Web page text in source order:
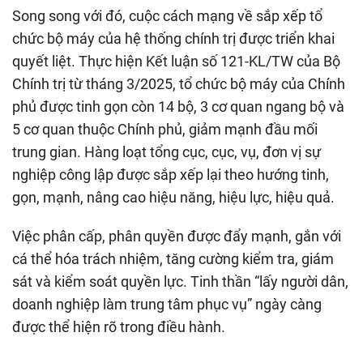
Song song với đó, cuộc cách mạng về sắp xếp tổ
chức bộ máy của hệ thống chính trị được triển khai
quyết liệt. Thực hiện Kết luận số 121-KL/TW của Bộ
Chính trị từ tháng 3/2025, tổ chức bộ máy của Chính
phủ được tinh gọn còn 14 bộ, 3 cơ quan ngang bộ và
5 cơ quan thuộc Chính phủ, giảm mạnh đầu mối
trung gian. Hàng loạt tổng cục, cục, vụ, đơn vị sự
nghiệp công lập được sắp xếp lại theo hướng tinh,
gọn, mạnh, nâng cao hiệu năng, hiệu lực, hiệu quả.
Việc phân cấp, phân quyền được đẩy mạnh, gắn với
cá thể hóa trách nhiệm, tăng cường kiểm tra, giám
sát và kiểm soát quyền lực. Tinh thần “lấy người dân,
doanh nghiệp làm trung tâm phục vụ” ngày càng
được thể hiện rõ trong điều hành.